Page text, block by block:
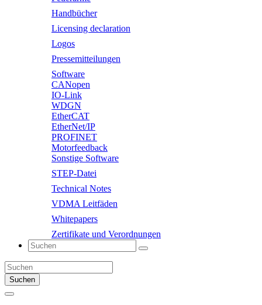
Handbücher
Licensing declaration
Logos
Pressemitteilungen
Software
CANopen
IO-Link
WDGN
EtherCAT
EtherNet/IP
PROFINET
Motorfeedback
Sonstige Software
STEP-Datei
Technical Notes
VDMA Leitfäden
Whitepapers
Zertifikate und Verordnungen
Suchen